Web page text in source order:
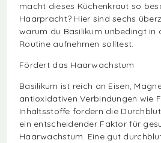
macht dieses Küchenkraut so
Haarpracht? Hier sind sechs
warum du Basilikum unbedingt in
Routine aufnehmen solltest.
Fördert das Haarwachstum
Basilikum ist reich an Eisen,
antioxidativen Verbindungen wie
Inhaltsstoffe fördern die
ein entscheidender Faktor für
Haarwachstum. Eine gut